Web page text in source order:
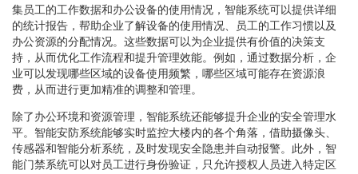
集员工的工作数据和办公设备的使用情况，智能系统可以提供详细
的统计报告，帮助企业了解设备的使用情况、员工的工作习惯以及
办公资源的分配情况。这些数据可以为企业提供有价值的决策支
持，从而优化工作流程和提升管理效能。例如，通过数据分析，企
业可以发现哪些区域的设备使用频繁，哪些区域可能存在资源浪
费，从而进行更加精准的调整和管理。
除了办公环境和资源管理，智能系统还能够提升企业的安全管理水
平。智能安防系统能够实时监控大楼内的各个角落，借助摄像头、
传感器和智能分析系统，及时发现安全隐患并自动报警。此外，智
能门禁系统可以对员工进行身份验证，只允许授权人员进入特定区